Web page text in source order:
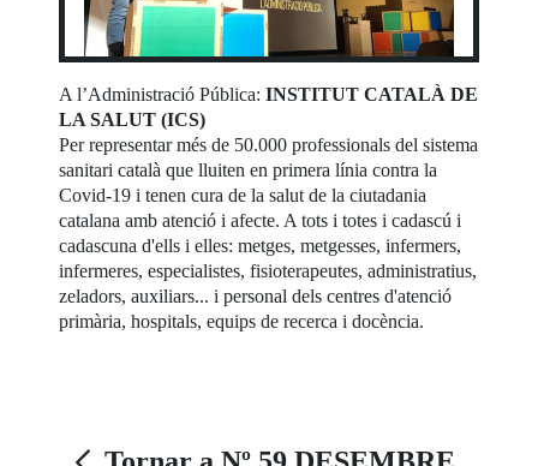
A l’Administració Pública:INSTITUT CATALÀ DE
LA SALUT (ICS)
Per representar més de 50.000 professionals del sistema
sanitari català que lluiten en primera línia contra la
Covid-19 i tenen cura de la salut de la ciutadania
catalana amb atenció i afecte. A tots i totes i cadascú i
cadascuna d'ells i elles: metges, metgesses, infermers,
infermeres, especialistes, fisioterapeutes, administratius,
zeladors, auxiliars... i personal dels centres d'atenció
primària, hospitals, equips de recerca i docència.